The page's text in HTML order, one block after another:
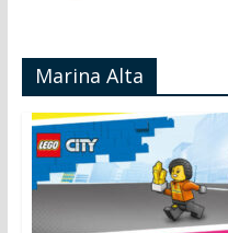
Marina Alta